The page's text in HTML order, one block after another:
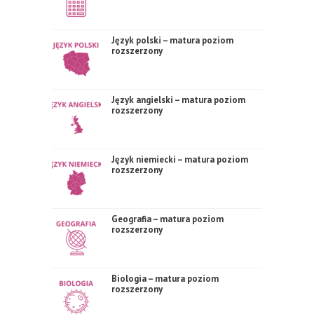
Język polski – matura poziom
rozszerzony
Język angielski – matura poziom
rozszerzony
Język niemiecki – matura poziom
rozszerzony
Geografia – matura poziom
rozszerzony
Biologia – matura poziom
rozszerzony